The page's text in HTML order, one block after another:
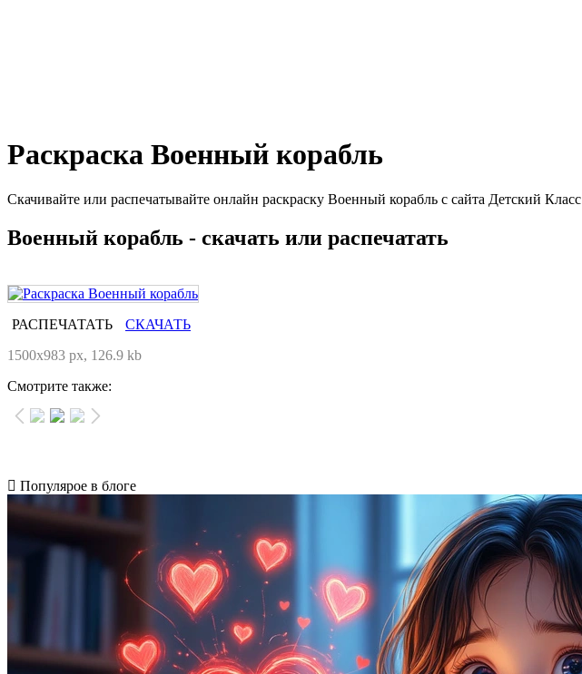
Раскраска Военный корабль
Скачивайте или распечатывайте онлайн раскраску Военный корабль с сайта Детский Класс
Военный корабль - скачать или распечатать
РАСПЕЧАТАТЬ
СКАЧАТЬ
1500x983 px, 126.9 kb
Смотрите также:
Популярое в блоге